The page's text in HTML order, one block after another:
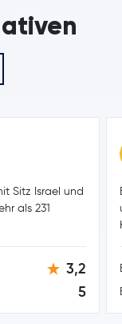
Sitz Israel und
als 231
3,2
5